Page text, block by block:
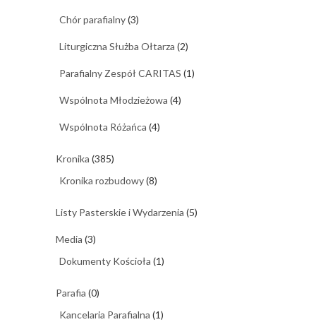
Chór parafialny(3)
Liturgiczna Służba Ołtarza (2)
Parafialny Zespół CARITAS (1)
Wspólnota Młodzieżowa (4)
Wspólnota Różańca (4)
Kronika (385)
Kronika rozbudowy(8)
Listy Pasterskie i Wydarzenia (5)
Media (3)
Dokumenty Kościoła (1)
Parafia (0)
Kancelaria Parafialna (1)